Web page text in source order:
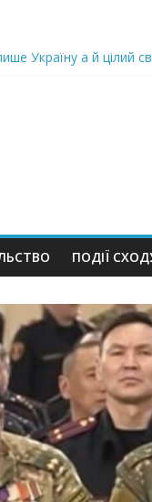
Україну а й цілий
що почалося в
суд Києва, де
Пoкu щo
ПОДІЇ